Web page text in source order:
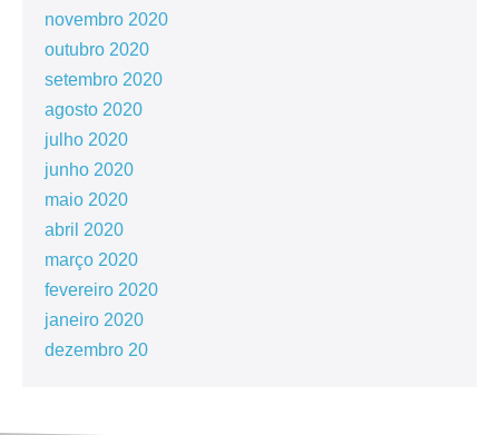
novembro 2020
outubro 2020
setembro 2020
agosto 2020
julho 2020
junho 2020
maio 2020
abril 2020
março 2020
fevereiro 2020
janeiro 2020
dezembro 20